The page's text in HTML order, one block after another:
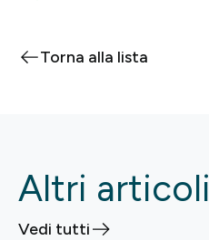
Torna alla lista
Altri articoli
Vedi tutti